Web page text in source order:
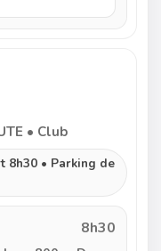
- Abitain -
• Club
8h30 • Parking de
8h30